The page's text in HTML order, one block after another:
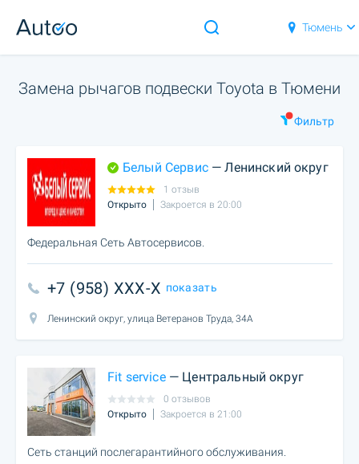
Тюмень
Замена рычагов подвески Toyota в Тюмени
Фильтр
Белый Сервис— Ленинский округ
1 отзыв
Открыто
Закроется в 20:00
Федеральная Сеть Автосервисов.
+7 (958) XXX-X показать
Ленинский округ, улица Ветеранов Труда, 34А
Fit service— Центральный округ
0 отзывов
Открыто
Закроется в 21:00
Сеть станций послегарантийного обслуживания.